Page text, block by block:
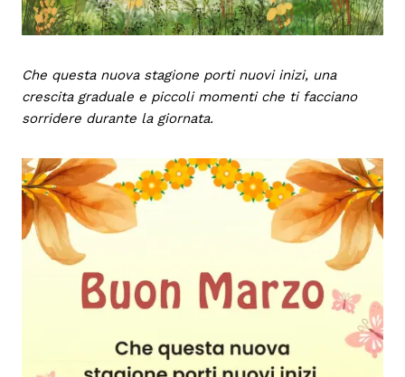
Che questa nuova stagione porti nuovi inizi, una
crescita graduale e piccoli momenti che ti facciano
sorridere durante la giornata.